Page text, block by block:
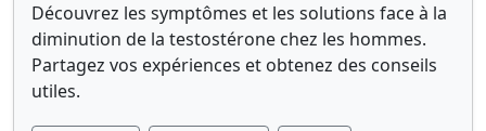
Découvrez les symptômes et les solutions face à la
diminution de la testostérone chez les hommes.
Partagez vos expériences et obtenez des conseils
utiles.